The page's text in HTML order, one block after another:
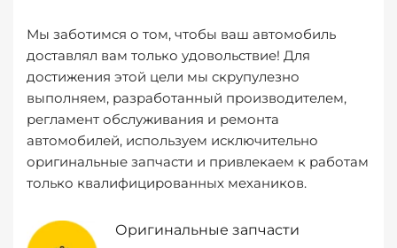
Мы заботимся о том, чтобы ваш автомобиль
доставлял вам только удовольствие! Для
достижения этой цели мы скрупулезно
выполняем, разработанный производителем,
регламент обслуживания и ремонта
автомобилей, используем исключительно
оригинальные запчасти и привлекаем к работам
только квалифицированных механиков.
Оригинальные запчасти